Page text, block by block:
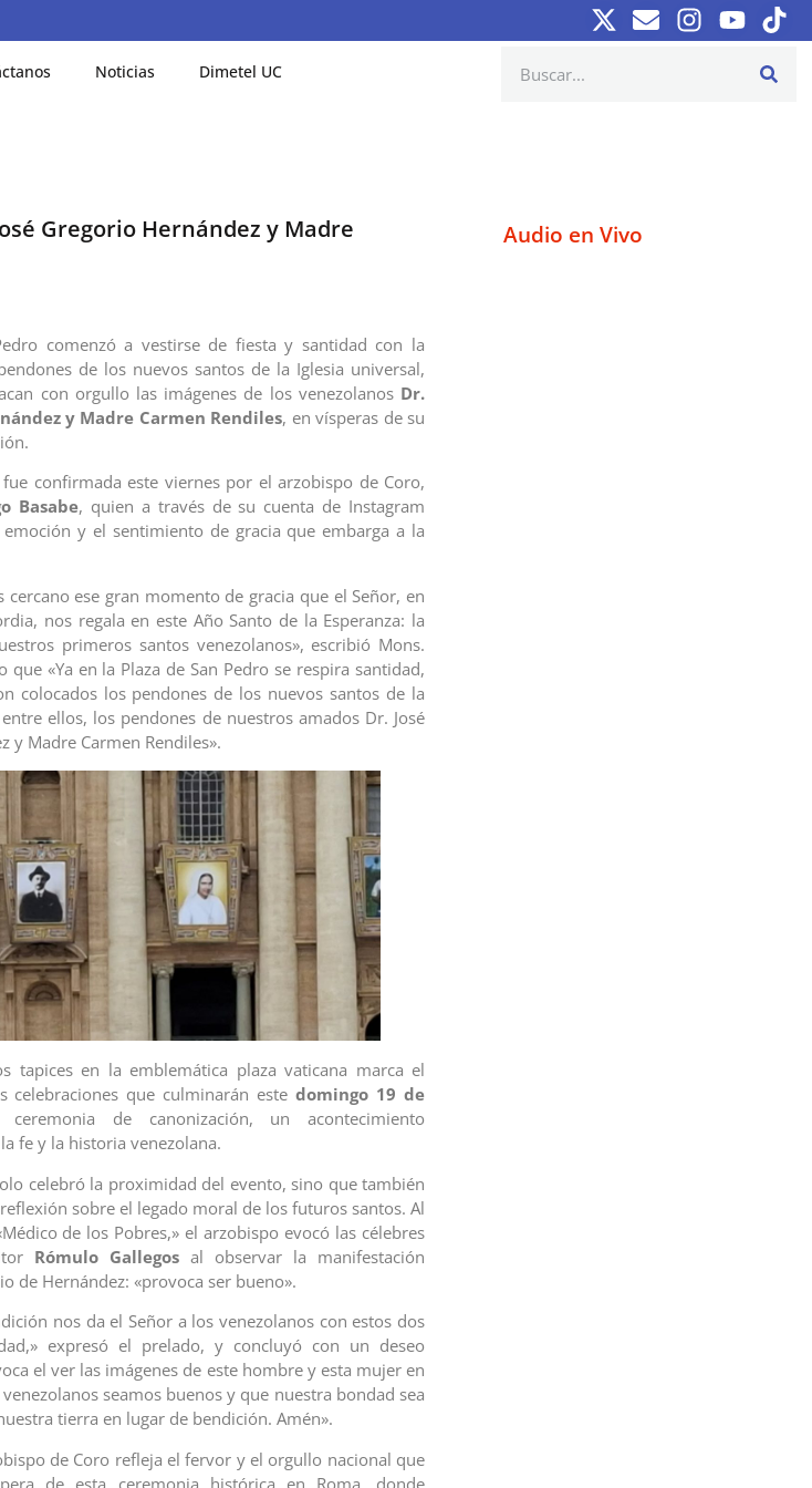
Noticias Dimetel UC
Gregorio Hernández y Madre
comenzó a vestirse de fiesta y santidad con la
de los nuevos santos de la Iglesia universal,
con orgullo las imágenes de los venezolanos Dr.
y Madre Carmen Rendiles, en vísperas de su
confirmada este viernes por el arzobispo de Coro,
Basabe, quien a través de su cuenta de Instagram
y el sentimiento de gracia que embarga a la
cercano ese gran momento de gracia que el Señor, en
nos regala en este Año Santo de la Esperanza: la
primeros santos venezolanos», escribió Mons.
que «Ya en la Plaza de San Pedro se respira santidad,
colocados los pendones de los nuevos santos de la
ellos, los pendones de nuestros amados Dr. José
y Madre Carmen Rendiles».
tapices en la emblemática plaza vaticana marca el
celebraciones que culminarán estedomingo 19 de
de canonización, un acontecimiento
fe y la historia venezolana.
celebró la proximidad del evento, sino que también
sobre el legado moral de los futuros santos. Al
de los Pobres,» el arzobispo evocó las célebres
Rómulo Gallegosal observar la manifestación
de Hernández: «provoca ser bueno».
nos da el Señor a los venezolanos con estos dos
expresó el prelado, y concluyó con un deseo
el ver las imágenes de este hombre y esta mujer en
seamos buenos y que nuestra bondad sea
tierra en lugar de bendición. Amén».
de Coro refleja el fervor y el orgullo nacional que
de esta ceremonia histórica en Roma, donde
Audio en Vivo